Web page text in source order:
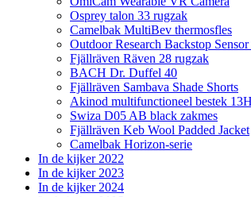
Osprey talon 33 rugzak
Camelbak MultiBev thermosfles
Outdoor Research Backstop
Fjällräven Räven 28 rugzak
BACH Dr. Duffel 40
Fjällräven Sambava Shade Shorts
Akinod multifunctioneel bestek
Swiza D05 AB black zakmes
Fjällräven Keb Wool Padded Jacket
Camelbak Horizon-serie
In de kijker 2022
In de kijker 2023
In de kijker 2024